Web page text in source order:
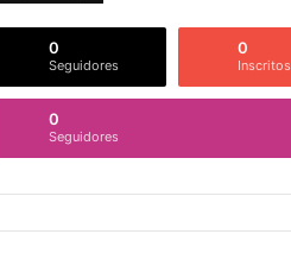
0
Seguidores
0
Inscritos
0
Seguidores